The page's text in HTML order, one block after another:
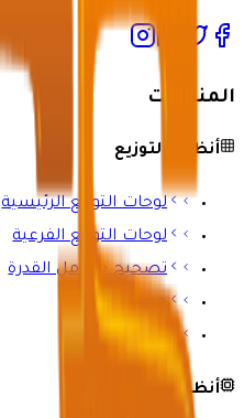
المنتجات
أنظمة التوزيع
لوحات التوزيع الرئيسية
لوحات التوزيع الفرعية
تصحيح معامل القدرة
حجرة الباسبار
أعمدة التغذية
أنظمة التحكم